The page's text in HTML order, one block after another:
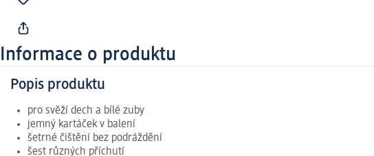
Informace o produktu
Popis produktu
pro svěží dech a bílé zuby
jemný kartáček v balení
šetrné čištění bez podráždění
šest různých příchutí